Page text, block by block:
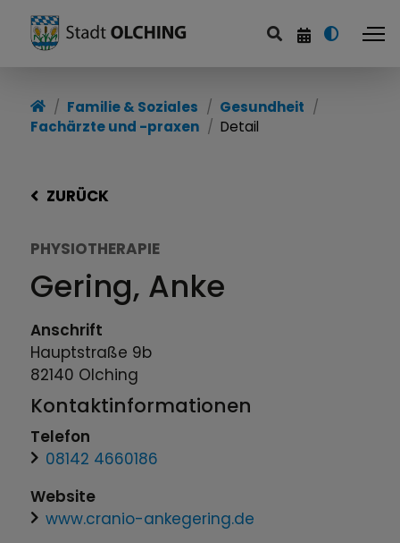
Familie & Soziales
Gesundheit
Fachärzte und -praxen
Detail
ZURÜCK
PHYSIOTHERAPIE
Gering, Anke
Anschrift
Hauptstraße 9b
82140 Olching
Kontaktinformationen
Telefon
08142 4660186
Website
www.cranio-ankegering.de